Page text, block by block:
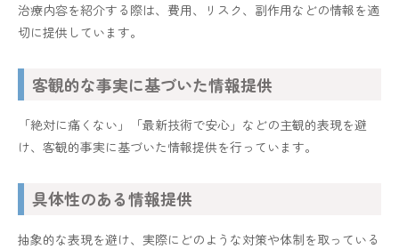
治療内容を紹介する際は、費用、リスク、副作用などの情報を適
切に提供しています。
客観的な事実に基づいた情報提供
「絶対に痛くない」「最新技術で安心」などの主観的表現を避
け、客観的事実に基づいた情報提供を行っています。
具体性のある情報提供
抽象的な表現を避け、実際にどのような対策や体制を取っている